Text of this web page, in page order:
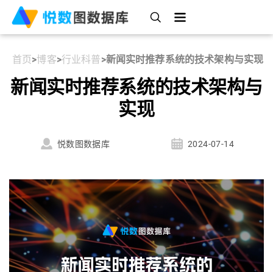
首页>博客>行业科普>新闻实时推荐系统的技术架构与实现
新闻实时推荐系统的技术架构与
实现
悦数图数据库 2024-07-14